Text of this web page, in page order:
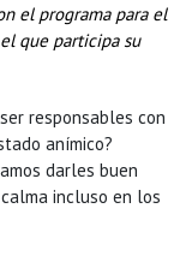
el programa para el
que participa su
responsables con
anímico?
darles buen
incluso en los